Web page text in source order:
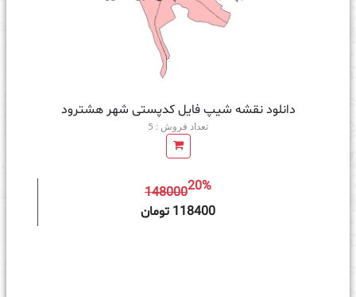
دانلود نقشه شیپ فایل کدپستی شهر هشترود
تعداد فروش : 5
14800020%
118400 تومان